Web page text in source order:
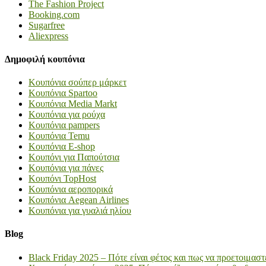
The Fashion Project
Booking.com
Sugarfree
Aliexpress
Δημοφιλή κουπόνια
Κουπόνια σούπερ μάρκετ
Κουπόνια Spartoo
Κουπόνια Media Markt
Κουπόνια για ρούχα
Κουπόνια pampers
Κουπόνια Temu
Κουπόνια E-shop
Κουπόνι για Παπούτσια
Κουπόνια για πάνες
Κουπόνι TopHost
Κουπόνια αεροπορικά
Κουπόνια Aegean Airlines
Κουπόνια για γυαλιά ηλίου
Blog
Black Friday 2025 – Πότε είναι φέτος και πως να